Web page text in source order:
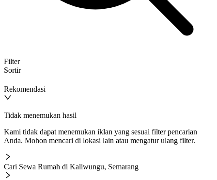
Filter
Sortir
Rekomendasi
Tidak menemukan hasil
Kami tidak dapat menemukan iklan yang sesuai filter pencarian
Anda. Mohon mencari di lokasi lain atau mengatur ulang filter.
Cari Sewa Rumah di Kaliwungu, Semarang